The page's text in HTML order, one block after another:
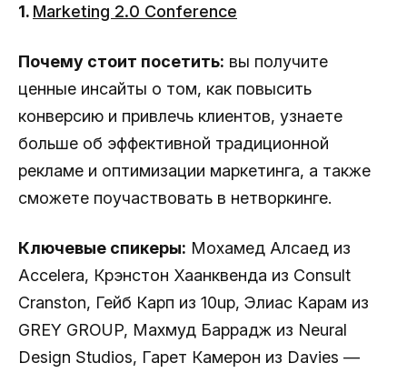
1. Marketing 2.0 Conference
Почему стоит посетить: вы получите
ценные инсайты о том, как повысить
конверсию и привлечь клиентов, узнаете
больше об эффективной традиционной
рекламе и оптимизации маркетинга, а также
сможете поучаствовать в нетворкинге.
Ключевые спикеры: Мохамед Алсаед из
Accelera, Крэнстон Хаанквенда из Consult
Cranston, Гейб Карп из 10up, Элиас Карам из
GREY GROUP, Махмуд Баррадж из Neural
Design Studios, Гарет Камерон из Davies —